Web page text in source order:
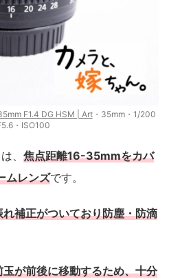
F1.4 DG HSM | Art・35mm・1/200
・ISO100
は、 焦点距離16-35mmをカバ
ムレンズです。
補正がついており防塵・防滴
が前後に移動するため、十分